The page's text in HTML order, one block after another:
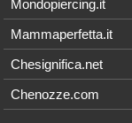
Mondopiercing.it
Mammaperfetta.it
Chesignifica.net
Chenozze.com